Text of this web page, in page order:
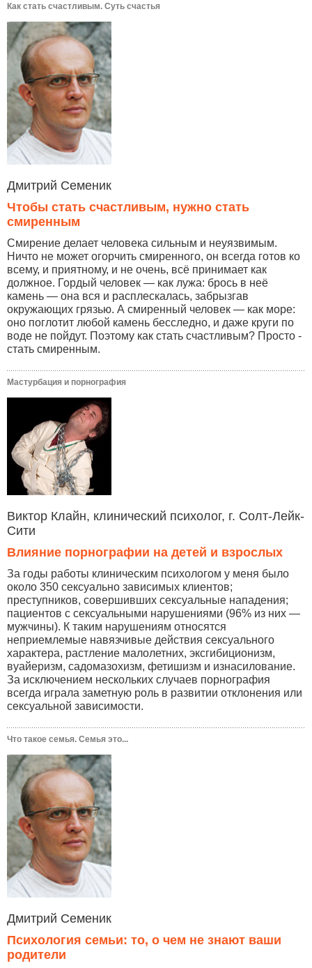
Как стать счастливым. Суть счастья
Дмитрий Семеник
Чтобы стать счастливым, нужно стать
смиренным
Смирение делает человека сильным и неуязвимым.
Ничто не может огорчить смиренного, он всегда готов ко
всему, и приятному, и не очень, всё принимает как
должное. Гордый человек — как лужа: брось в неё
камень — она вся и расплескалась, забрызгав
окружающих грязью. А смиренный человек — как море:
оно поглотит любой камень бесследно, и даже круги по
воде не пойдут. Поэтому как стать счастливым? Просто -
стать смиренным.
Мастурбация и порнография
Виктор Клайн, клинический психолог, г. Солт-Лейк-
Сити
Влияние порнографии на детей и взрослых
За годы работы клиническим психологом у меня было
около 350 сексуально зависимых клиентов;
преступников, совершивших сексуальные нападения;
пациентов с сексуальными нарушениями (96% из них —
мужчины). К таким нарушениям относятся
неприемлемые навязчивые действия сексуального
характера, растление малолетних, эксгибиционизм,
вуайеризм, садомазохизм, фетишизм и изнасилование.
За исключением нескольких случаев порнография
всегда играла заметную роль в развитии отклонения или
сексуальной зависимости.
Что такое семья. Семья это...
Дмитрий Семеник
Психология семьи: то, о чем не знают ваши
родители